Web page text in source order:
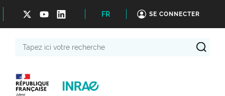
FR SE CONNECTER